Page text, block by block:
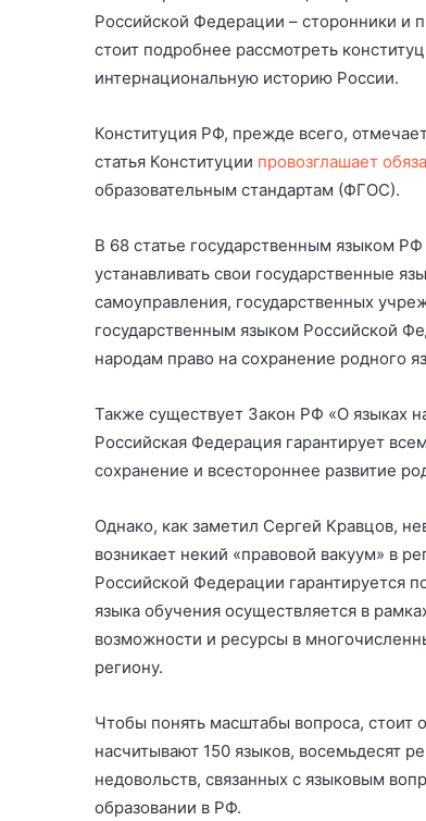
Российской Федерации – сторонники и
стоит подробнее рассмотреть
интернациональную историю России.
Конституция РФ, прежде всего,
статья Конституции провозглашает
образовательным стандартам (ФГОС).
В 68 статье государственным языком
устанавливать свои государственные
самоуправления, государственных
государственным языком Российской
народам право на сохранение родного
Также существует Закон РФ «О языках
Российская Федерация гарантирует
сохранение и всестороннее развитие
Однако, как заметил Сергей Кравцов,
возникает некий «правовой вакуум» в
Российской Федерации гарантируется
языка обучения осуществляется в
возможности и ресурсы в
региону.
Чтобы понять масштабы вопроса, стоит
насчитывают 150 языков, восемьдесят
недовольств, связанных с языковым
образовании в РФ.